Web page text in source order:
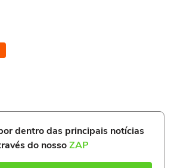
dentro das principais notícias
do nossoZAP